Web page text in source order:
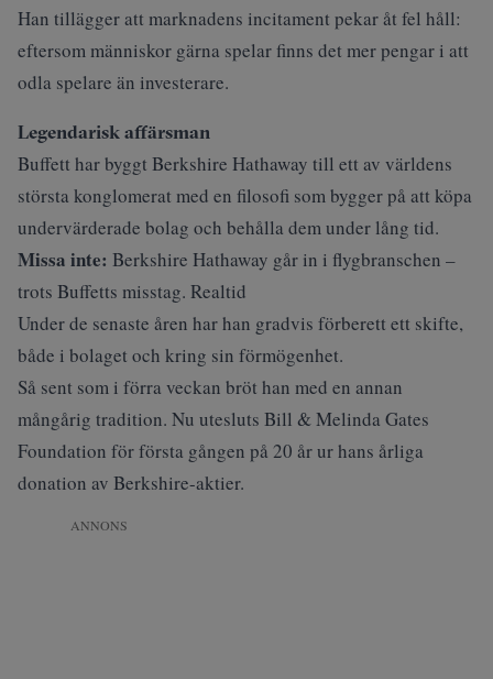
Han tillägger att marknadens incitament pekar åt fel håll:
eftersom människor gärna spelar finns det mer pengar i att
odla spelare än investerare.
Legendarisk affärsman
Buffett har byggt Berkshire Hathaway till ett av världens
största konglomerat med en filosofi som bygger på att köpa
undervärderade bolag och behålla dem under lång tid.
Missa inte: Berkshire Hathaway går in i flygbranschen –
trots Buffetts misstag. Realtid
Under de senaste åren har han gradvis förberett ett skifte,
både i bolaget och kring sin förmögenhet.
Så sent som i förra veckan bröt han med en annan
mångårig tradition. Nu utesluts Bill & Melinda Gates
Foundation för första gången på 20 år ur hans årliga
donation av Berkshire-aktier.
ANNONS